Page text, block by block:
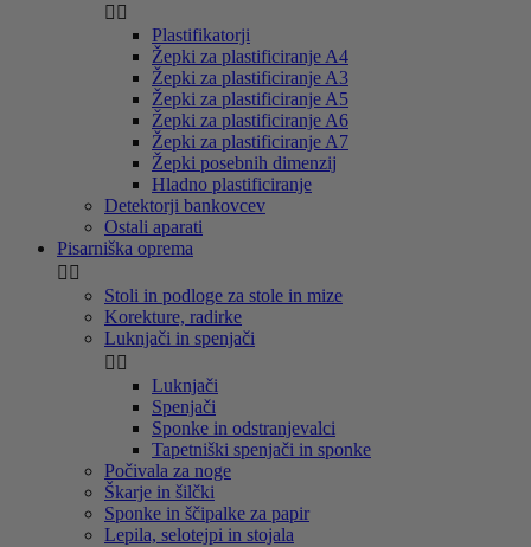
 
Plastifikatorji
Žepki za plastificiranje A4
Žepki za plastificiranje A3
Žepki za plastificiranje A5
Žepki za plastificiranje A6
Žepki za plastificiranje A7
Žepki posebnih dimenzij
Hladno plastificiranje
Detektorji bankovcev
Ostali aparati
Pisarniška oprema
 
Stoli in podloge za stole in mize
Korekture, radirke
Luknjači in spenjači
 
Luknjači
Spenjači
Sponke in odstranjevalci
Tapetniški spenjači in sponke
Počivala za noge
Škarje in šilčki
Sponke in ščipalke za papir
Lepila, selotejpi in stojala